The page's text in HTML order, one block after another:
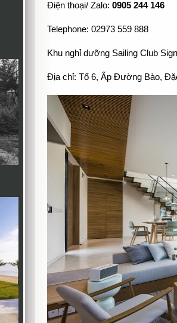
Điện thoại/ Zalo: 0905 244 146
Telephone: 02973 559 888
Khu nghỉ dưỡng Sailing Club
Địa chỉ: Tổ 6, Ấp Đường Bào,